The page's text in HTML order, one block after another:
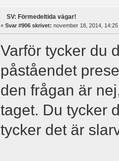
SV: Förmedeltida vägar!
« Svar #906 skrivet: november 18, 2014, 14:25
Varför tycker du
påståendet
den frågan är
taget. Du tycker
tycker det är